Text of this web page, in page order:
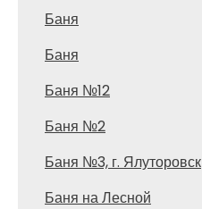
Баня
Баня
Баня №12
Баня №2
Баня №3, г. Ялуторовск
Баня на Лесной